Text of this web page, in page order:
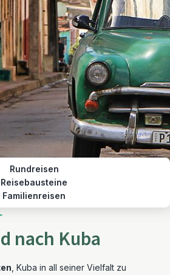
Rundreisen
Reisebausteine
Familienreisen
nach Kuba
, Kuba in all seiner Vielfalt zu